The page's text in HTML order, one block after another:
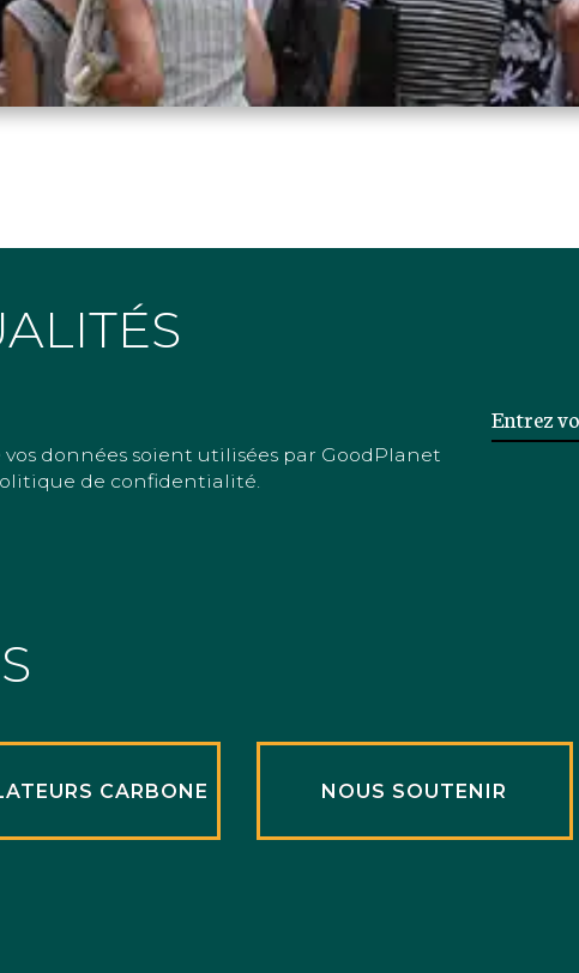
données soient utilisées par GoodPlanet
de confidentialité.
CARBONE NOUS SOUTENIR